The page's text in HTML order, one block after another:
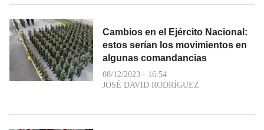
Cambios en el Ejército Nacional:
estos serían los movimientos en
algunas comandancias
08/12/2023 - 16:54
JOSÉ DAVID RODRÍGUEZ